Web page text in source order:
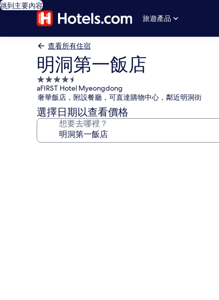
跳到主要內容
旅遊產品
查看所有住宿
明洞第一飯店
4.5
星
級
住
宿
aFIRST Hotel Myeongdong
奢華飯店，附設餐廳，可直達購物中心，鄰近明洞街
選擇日期以查看價格
想要去哪裡？